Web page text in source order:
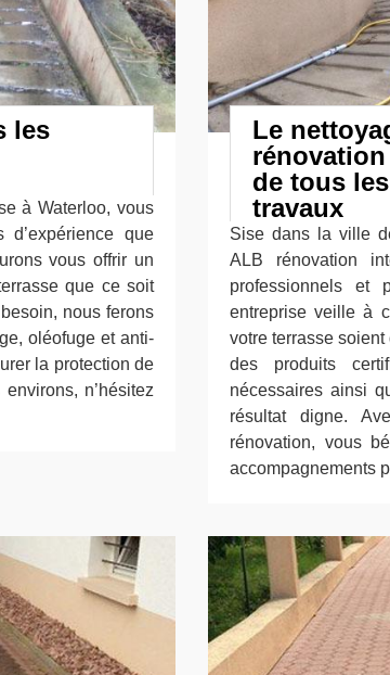
les
à Waterloo, vous
d’expérience que
vous offrir un
que ce soit
nous ferons
oléofuge et anti-
la protection de
n’hésitez
Le
de tous
travaux
Sise dans la ville
ALB rénovation
professionnels et
entreprise veille à
votre terrasse
des produits
nécessaires ainsi
résultat digne.
rénovation, vous
accompagnements